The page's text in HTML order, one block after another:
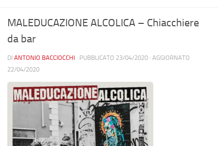
MALEDUCAZIONE ALCOLICA – Chiacchiere
da bar
DI ANTONIO BACCIOCCHI · PUBBLICATO 23/04/2020 · AGGIORNATO
22/04/2020